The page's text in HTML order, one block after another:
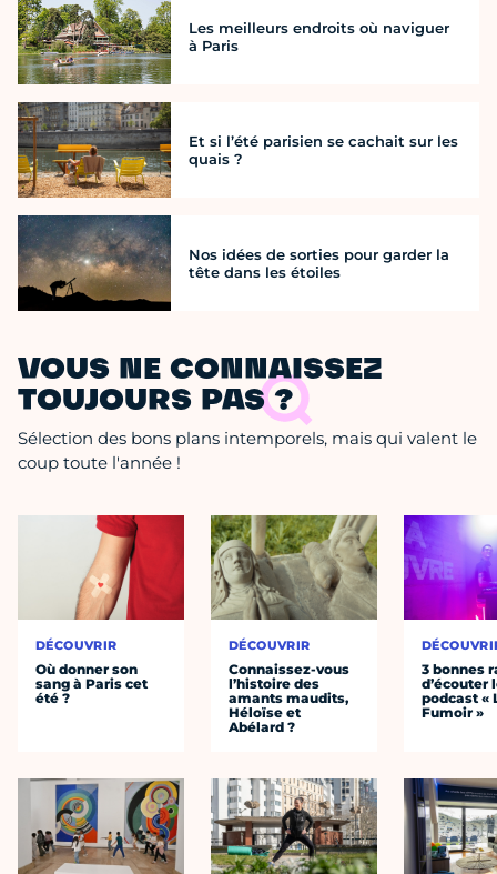
Les meilleurs endroits où naviguer
à Paris
Et si l’été parisien se cachait sur les
quais ?
Nos idées de sorties pour garder la
tête dans les étoiles
VOUS NE CONNAISSEZ
TOUJOURS PAS ?
Sélection des bons plans intemporels, mais qui valent le
coup toute l'année !
DÉCOUVRIR
Où donner son
sang à Paris cet
été ?
DÉCOUVRIR
Connaissez-vous
l’histoire des
amants maudits,
Héloïse et
Abélard ?
3 bonnes
d’écouter
podcast «
Fumoir »